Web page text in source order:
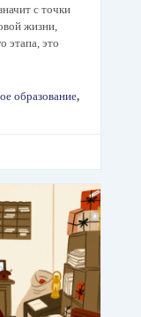
с точки
жизни,
этапа, это
образование,